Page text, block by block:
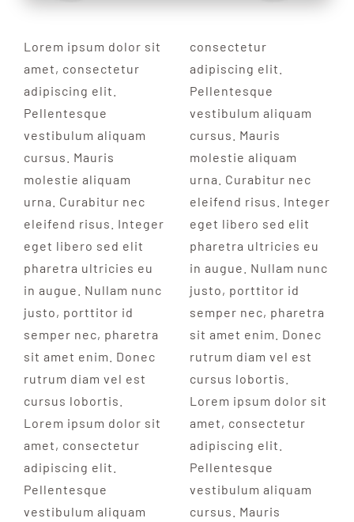
Lorem ipsum dolor sit
amet, consectetur
adipiscing elit.
Pellentesque
vestibulum aliquam
cursus. Mauris
molestie aliquam
urna. Curabitur nec
eleifend risus. Integer
eget libero sed elit
pharetra ultricies eu
in augue. Nullam nunc
justo, porttitor id
semper nec, pharetra
sit amet enim. Donec
rutrum diam vel est
cursus lobortis.
Lorem ipsum dolor sit
amet, consectetur
adipiscing elit.
Pellentesque
vestibulum aliquam
consectetur
adipiscing elit.
Pellentesque
vestibulum aliquam
cursus. Mauris
molestie aliquam
urna. Curabitur nec
eleifend risus. Integer
eget libero sed elit
pharetra ultricies eu
in augue. Nullam nunc
justo, porttitor id
semper nec, pharetra
sit amet enim. Donec
rutrum diam vel est
cursus lobortis.
Lorem ipsum dolor sit
amet, consectetur
adipiscing elit.
Pellentesque
vestibulum aliquam
cursus. Mauris